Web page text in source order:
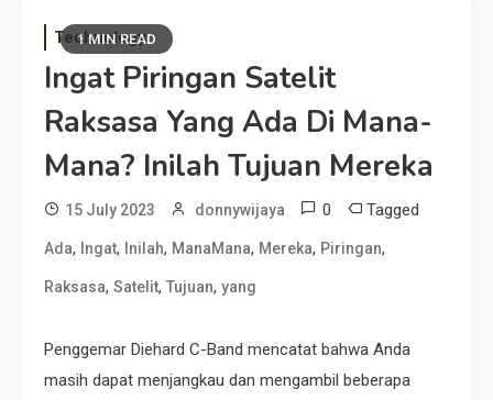
1 MIN READ
Technology
Ingat Piringan Satelit
Raksasa Yang Ada Di Mana-
Mana? Inilah Tujuan Mereka
15 July 2023 donnywijaya 0 Tagged
Ada, Ingat, Inilah, ManaMana, Mereka, Piringan,
Raksasa, Satelit, Tujuan, yang
Penggemar Diehard C-Band mencatat bahwa Anda
masih dapat menjangkau dan mengambil beberapa